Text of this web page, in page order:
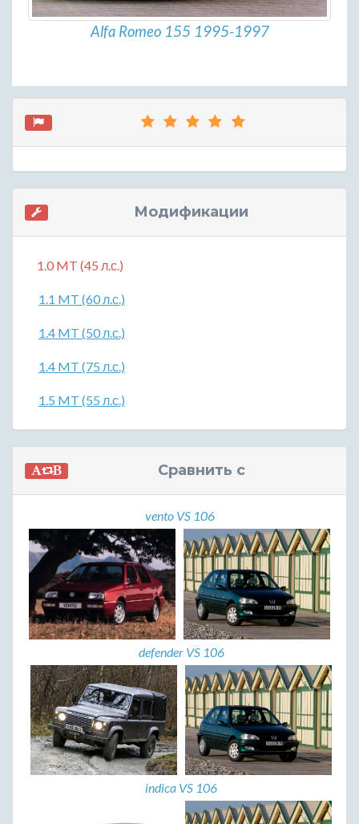
Alfa Romeo 155 1995-1997
Модификации
1.0 MT (45 л.с.)
1.1 MT (60 л.с.)
1.4 MT (50 л.с.)
1.4 MT (75 л.с.)
1.5 MT (55 л.с.)
Сравнить с
vento VS 106
defender VS 106
indica VS 106